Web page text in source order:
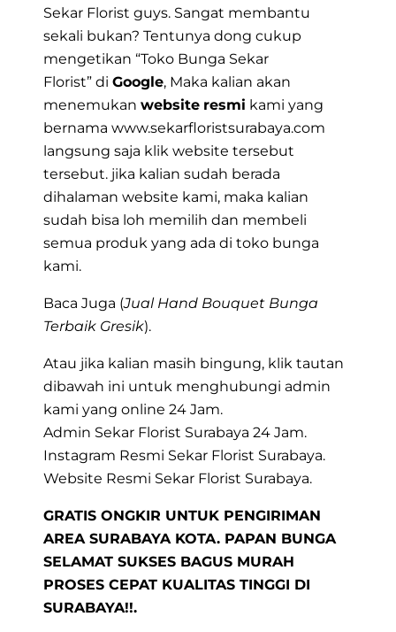
Sekar Florist guys. Sangat membantu
sekali bukan? Tentunya dong cukup
mengetikan “Toko Bunga Sekar
Florist” di Google, Maka kalian akan
menemukan website resmi kami yang
bernama www.sekarfloristsurabaya.com
langsung saja klik website tersebut
tersebut. jika kalian sudah berada
dihalaman website kami, maka kalian
sudah bisa loh memilih dan membeli
semua produk yang ada di toko bunga
kami.
Baca Juga (Jual Hand Bouquet Bunga
Terbaik Gresik).
Atau jika kalian masih bingung, klik tautan
dibawah ini untuk menghubungi admin
kami yang online 24 Jam.
Admin Sekar Florist Surabaya 24 Jam.
Instagram Resmi Sekar Florist Surabaya.
Website Resmi Sekar Florist Surabaya.
GRATIS ONGKIR UNTUK PENGIRIMAN
AREA SURABAYA KOTA. PAPAN BUNGA
SELAMAT SUKSES BAGUS MURAH
PROSES CEPAT KUALITAS TINGGI DI
SURABAYA!!.